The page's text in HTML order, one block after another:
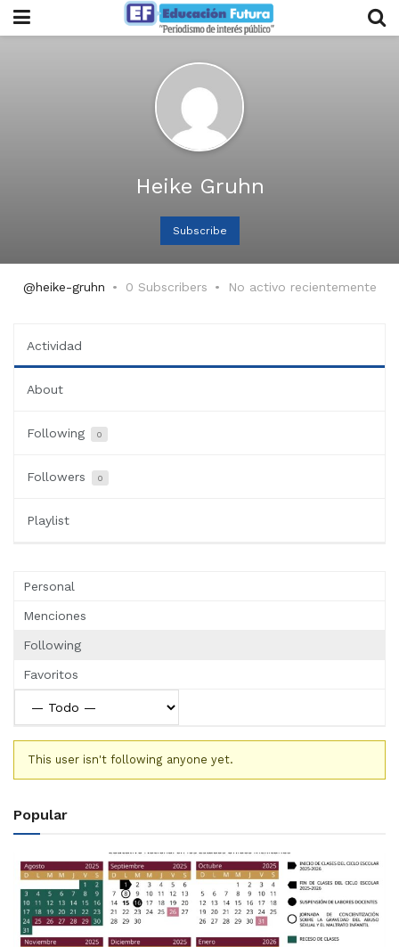
Heike Gruhn
Subscribe
@heike-gruhn 0 Subscribers No activo recientemente
Actividad
About
Following 0
Followers 0
Playlist
Personal
Menciones
Following
Favoritos
This user isn't following anyone yet.
Popular